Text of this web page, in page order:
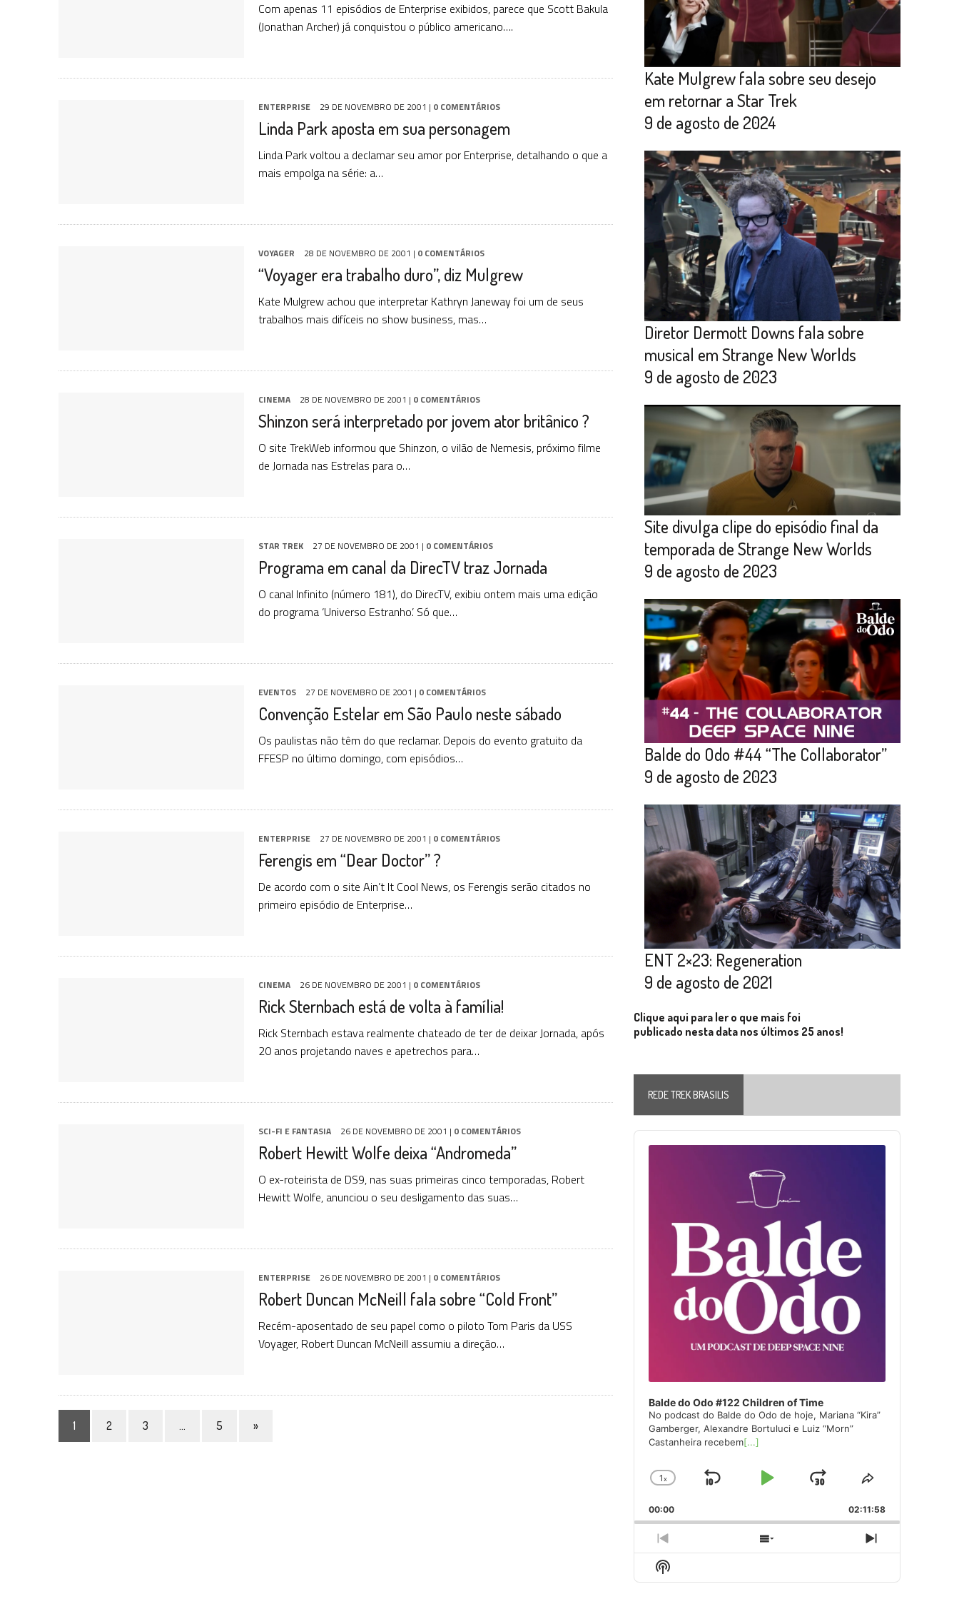
Com apenas 11 episódios de Enterprise exibidos, parece que Scott Bakula
(Jonathan Archer) já conquistou o público americano….
ENTERPRISE 29 DE NOVEMBRO DE 2001 | 0 COMENTÁRIOS
Linda Park aposta em sua personagem
Linda Park voltou a declamar seu amor por Enterprise, detalhando o que a
mais empolga na série: a…
VOYAGER 28 DE NOVEMBRO DE 2001 | 0 COMENTÁRIOS
“Voyager era trabalho duro”, diz Mulgrew
Kate Mulgrew achou que interpretar Kathryn Janeway foi um de seus
trabalhos mais difíceis no show business, mas…
CINEMA 28 DE NOVEMBRO DE 2001 | 0 COMENTÁRIOS
Shinzon será interpretado por jovem ator britânico ?
O site TrekWeb informou que Shinzon, o vilão de Nemesis, próximo filme
de Jornada nas Estrelas para o…
STAR TREK 27 DE NOVEMBRO DE 2001 | 0 COMENTÁRIOS
Programa em canal da DirecTV traz Jornada
O canal Infinito (número 181), do DirecTV, exibiu ontem mais uma edição
do programa ‘Universo Estranho’. Só que…
EVENTOS 27 DE NOVEMBRO DE 2001 | 0 COMENTÁRIOS
Convenção Estelar em São Paulo neste sábado
Os paulistas não têm do que reclamar. Depois do evento gratuito da
FFESP no último domingo, com episódios…
ENTERPRISE 27 DE NOVEMBRO DE 2001 | 0 COMENTÁRIOS
Ferengis em “Dear Doctor” ?
De acordo com o site Ain’t It Cool News, os Ferengis serão citados no
primeiro episódio de Enterprise…
CINEMA 26 DE NOVEMBRO DE 2001 | 0 COMENTÁRIOS
Rick Sternbach está de volta à família!
Rick Sternbach estava realmente chateado de ter de deixar Jornada, após
20 anos projetando naves e apetrechos para…
SCI-FI E FANTASIA 26 DE NOVEMBRO DE 2001 | 0 COMENTÁRIOS
Robert Hewitt Wolfe deixa “Andromeda”
O ex-roteirista de DS9, nas suas primeiras cinco temporadas, Robert
Hewitt Wolfe, anunciou o seu desligamento das suas…
ENTERPRISE 26 DE NOVEMBRO DE 2001 | 0 COMENTÁRIOS
Robert Duncan McNeill fala sobre “Cold Front”
Recém-aposentado de seu papel como o piloto Tom Paris da USS
Voyager, Robert Duncan McNeill assumiu a direção…
1 2 3 … 5 »
Kate Mulgrew fala sobre seu desejo
em retornar a Star Trek
9 de agosto de 2024
Diretor Dermott Downs fala sobre
musical em Strange New Worlds
9 de agosto de 2023
Site divulga clipe do episódio final da
temporada de Strange New Worlds
9 de agosto de 2023
Balde do Odo #44 “The Collaborator”
9 de agosto de 2023
ENT 2×23: Regeneration
9 de agosto de 2021
Clique aqui para ler o que mais foi
publicado nesta data nos últimos 25 anos!
REDE TREK BRASILIS
Audio
Player
Balde do Odo #122 Children of Time
No podcast do Balde do Odo de hoje, Mariana “Kira”
Gamberger, Alexandre Bortuluci e Luiz “Morn”
Castanheira recebem[...]
Change
Rate
1x
Skip
Play
Jump
Forward
Share
Episode
00:00 02:11:58
Previous
Episode
Show
Episodes
Next
Episode
Show
Podcast